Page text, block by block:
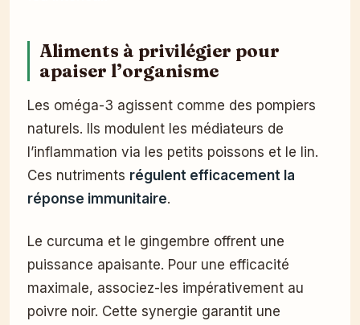
Aliments à privilégier pour
apaiser l’organisme
Les oméga-3 agissent comme des pompiers
naturels. Ils modulent les médiateurs de
l’inflammation via les petits poissons et le lin.
Ces nutriments régulent efficacement la
réponse immunitaire.
Le curcuma et le gingembre offrent une
puissance apaisante. Pour une efficacité
maximale, associez-les impérativement au
poivre noir. Cette synergie garantit une